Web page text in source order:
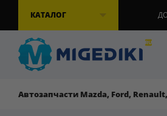
КАТАЛОГ
Автозапчасти Mazda, Ford,